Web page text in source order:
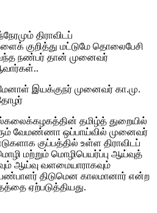
திராவிடப்
குறித்து மட்டுமே தொலைபேசி
வந்த நண்பர் தான் முனைவர்
இயக்குநர் முனைவர் கா.மு.
தமிழ்த் துறையில்
வேமண்ணா ஒப்பாய்வில் முனைவர்
குப்பத்தில் உள்ள திராவிடப்
மற்றும் மொழிபெயர்ப்பு ஆய்வுத்
ஆய்வு வளமையாராகவும்
திடுமென காலமானார் என்ற
ஏற்படுத்தியது.